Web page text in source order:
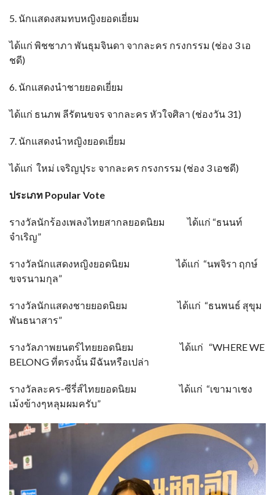
5. นักแสดงสมทบหญิงยอดเยี่ยม
ได้แก่ พิชชาภา พันธุมจินดา จากละคร กรงกรรม (ช่อง 3 เอ
ชดี)
6. นักแสดงนำชายยอดเยี่ยม
ได้แก่ ธนภพ ลีรัตนขจร จากละคร หัวใจศิลา (ช่องวัน 31)
7. นักแสดงนำหญิงยอดเยี่ยม
ได้แก่ ใหม่ เจริญปุระ จากละคร กรงกรรม (ช่อง 3 เอชดี)
ประเภท Popular Vote
รางวัลนักร้องเพลงไทยสากลยอดนิยม ได้แก่ “ธนนท์
จำเริญ”
รางวัลนักแสดงหญิงยอดนิยม ได้แก่ “นพจิรา ฤกษ์
ขจรนามกุล”
รางวัลนักแสดงชายยอดนิยม ได้แก่ “ธนพนธ์ สุขุม
พันธนาสาร”
รางวัลภาพยนตร์ไทยยอดนิยม ได้แก่ “WHERE WE
BELONG ที่ตรงนั้น มีฉันหรือเปล่า
รางวัลละคร-ซีรี่ส์ไทยยอดนิยม ได้แก่ “เขามาเชง
เม้งข้างๆหลุมผมครับ”